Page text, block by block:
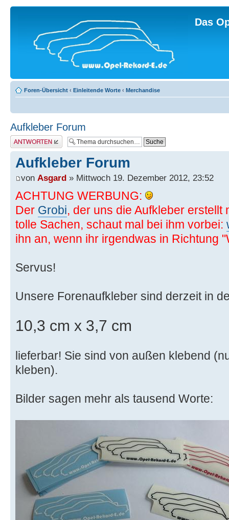
Das
Foren-Übersicht ‹ Einleitende Worte ‹ Merchandise
Aufkleber Forum
Antwort erstellen
Aufkleber Forum
von Asgard » Mittwoch 19. Dezember 2012, 23:52
ACHTUNG WERBUNG:
Der Grobi, der uns die Aufkleber erstellt
tolle Sachen, schaut mal bei ihm vorbei:
ihn an, wenn ihr irgendwas in Richtung
Servus!
Unsere Forenaufkleber sind derzeit in
10,3 cm x 3,7 cm
lieferbar! Sie sind von außen klebend
kleben).
Bilder sagen mehr als tausend Worte: